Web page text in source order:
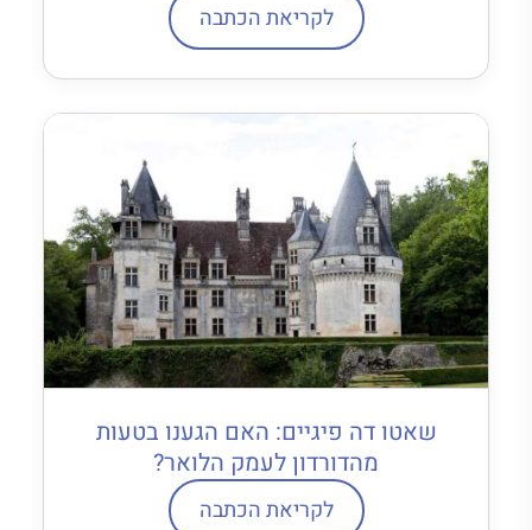
לקריאת הכתבה
שאטו דה פיגיים: האם הגענו בטעות
מהדורדון לעמק הלואר?
לקריאת הכתבה